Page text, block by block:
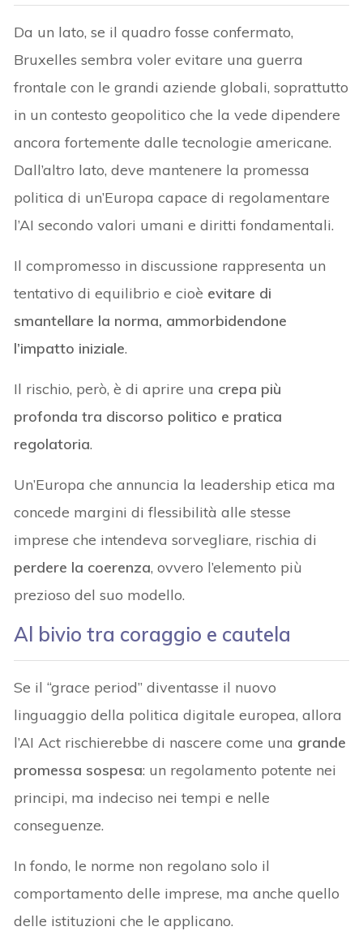
Da un lato, se il quadro fosse confermato,
Bruxelles sembra voler evitare una guerra
frontale con le grandi aziende globali, soprattutto
in un contesto geopolitico che la vede dipendere
ancora fortemente dalle tecnologie americane.
Dall’altro lato, deve mantenere la promessa
politica di un’Europa capace di regolamentare
l’AI secondo valori umani e diritti fondamentali.
Il compromesso in discussione rappresenta un
tentativo di equilibrio e cioè evitare di
smantellare la norma, ammorbidendone
l’impatto iniziale.
Il rischio, però, è di aprire una crepa più
profonda tra discorso politico e pratica
regolatoria.
Un’Europa che annuncia la leadership etica ma
concede margini di flessibilità alle stesse
imprese che intendeva sorvegliare, rischia di
perdere la coerenza, ovvero l’elemento più
prezioso del suo modello.
Al bivio tra coraggio e cautela
Se il “grace period” diventasse il nuovo
linguaggio della politica digitale europea, allora
l’AI Act rischierebbe di nascere come una grande
promessa sospesa: un regolamento potente nei
principi, ma indeciso nei tempi e nelle
conseguenze.
In fondo, le norme non regolano solo il
comportamento delle imprese, ma anche quello
delle istituzioni che le applicano.